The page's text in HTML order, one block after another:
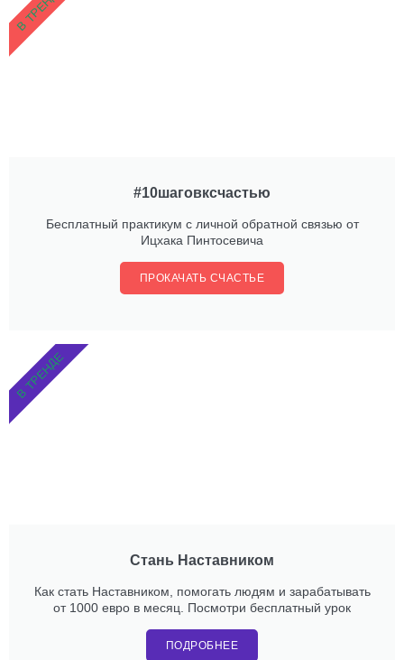
#10шаговксчастью
Бесплатный практикум с личной обратной связью от
Ицхака Пинтосевича
ПРОКАЧАТЬ СЧАСТЬЕ
Стань Наставником
Как стать Наставником, помогать людям и зарабатывать
от 1000 евро в месяц. Посмотри бесплатный урок
ПОДРОБНЕЕ
В ТРЕНДЕ